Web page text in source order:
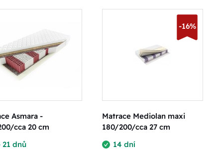
Asmara -
cca 20 cm
21 dnů
-16%
Matrace Mediolan maxi
180/200/cca 27 cm
14 dní